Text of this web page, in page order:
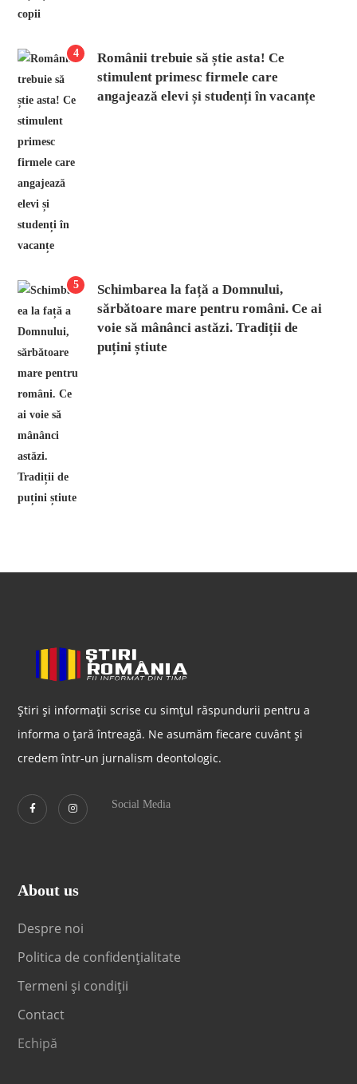
4
Românii trebuie să știe asta! Ce
stimulent primesc firmele care
angajează elevi și studenți în vacanțe
5
Schimbarea la față a Domnului,
sărbătoare mare pentru români. Ce ai
voie să mânânci astăzi. Tradiții de
puțini știute
Știri și informații scrise cu simțul răspundurii pentru a
informa o țară întreagă. Ne asumăm fiecare cuvânt și
credem într-un jurnalism deontologic.
Social Media
About us
Despre noi
Politica de confidențialitate
Termeni și condiții
Contact
Echipă